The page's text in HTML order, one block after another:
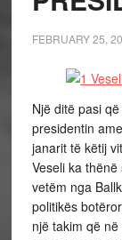
FEBRUARY 25,
Një ditë pasi
presidentin
janarit të këtij
Veseli ka
vetëm nga
politikës
një takim që